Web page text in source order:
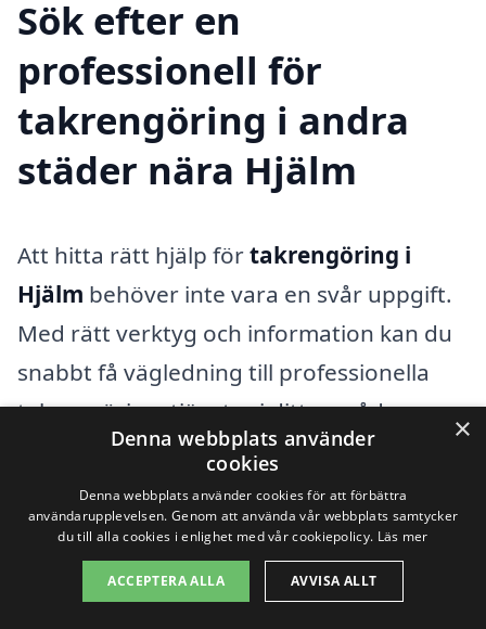
Sök efter en
professionell för
takrengöring i andra
städer nära Hjälm
Att hitta rätt hjälp förtakrengöring i
Hjälm behöver inte vara en svår uppgift.
Med rätt verktyg och information kan du
snabbt få vägledning till professionella
takrengöringstjänster i ditt område.
Genom vår plattform xn--takrengring-
pris-swb.se, kan du enkelt jämföra olika
företag och begära offerter som passar
dina behov. Det är viktigt att säkerställa
att taket på ditt hus hålls rent och väl
×
Denna webbplats använder
cookies
Denna webbplats använder cookies för att förbättra
användarupplevelsen. Genom att använda vår webbplats samtycker
du till alla cookies i enlighet med vår cookiepolicy. Läs mer
ACCEPTERA ALLA AVVISA ALLT